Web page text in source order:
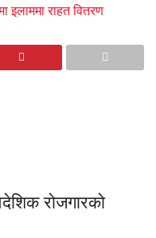
इलाममा राहत वितरण
रोजगारको